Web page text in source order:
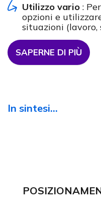
Utilizzo vario :
opzioni e
situazioni (lavoro,
SAPERNE DI PIÙ
In sintesi...